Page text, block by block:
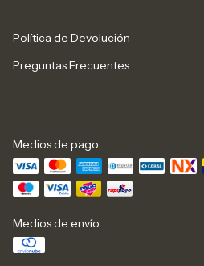
Política de Devolución
Preguntas Frecuentes
Medios de pago
Medios de envío